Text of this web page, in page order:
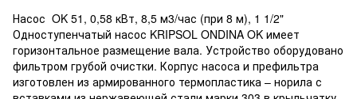
Насос OK 51, 0,58 кВт, 8,5 м3/час (при 8 м), 1 1/2"
Одноступенчатый насос KRIPSOL ONDINA OK имеет
горизонтальное размещение вала. Устройство оборудовано
фильтром грубой очистки. Корпус насоса и префильтра
изготовлен из армированного термопластика – норила с